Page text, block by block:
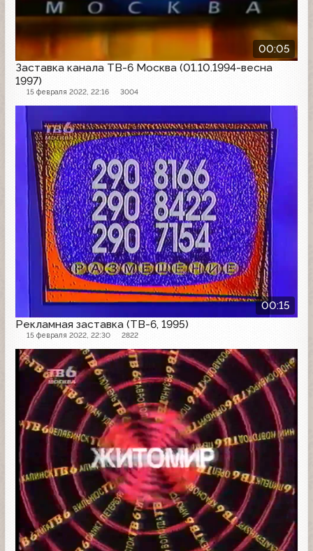
00:05
Заставка канала ТВ-6 Москва (01.10.1994-весна
1997)
15 февраля 2022, 22:16 3004
00:15
Рекламная заставка (ТВ-6, 1995)
15 февраля 2022, 22:30 2822
Проморолик